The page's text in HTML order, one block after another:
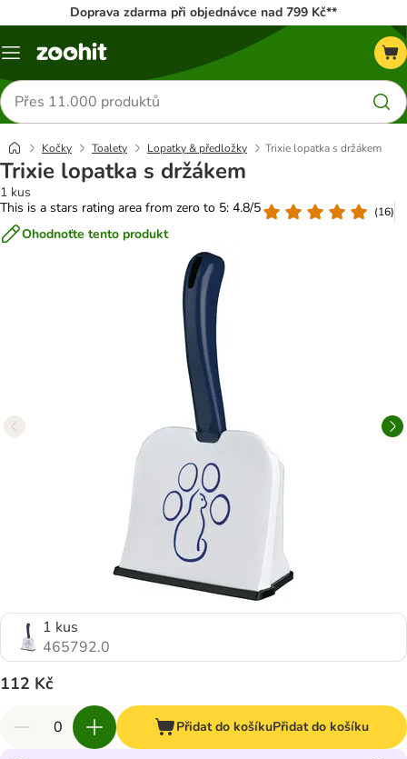
Doprava zdarma při objednávce nad 799 Kč**
Menu
Hledat
produkty
Kočky Toalety Lopatky & předložky Trixie lopatka s držákem
Trixie lopatka s držákem
1 kus
This is a stars rating area from zero to 5: 4.8/5
(16)
Ohodnoťte tento produkt
1 kus
465792.0
112 Kč
Přidat do košíkuPřidat do košíku